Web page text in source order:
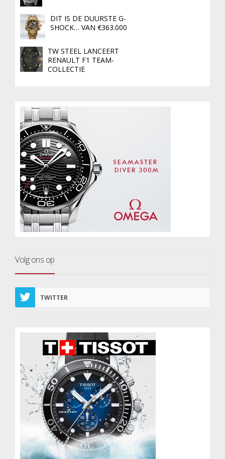
DIT IS DE DUURSTE G-
SHOCK… VAN €363.000
TW STEEL LANCEERT
RENAULT F1 TEAM-
COLLECTIE
Volg ons op
TWITTER